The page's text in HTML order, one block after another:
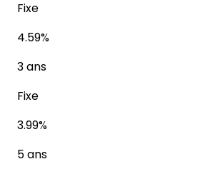
Fixe
4.59%
3 ans
Fixe
3.99%
5 ans